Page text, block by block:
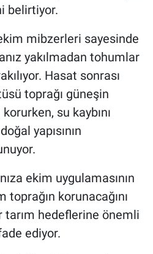
belirtiyor.
mibzerleri sayesinde
yakılmadan tohumlar
Hasat sonrası
toprağı güneşin
su kaybını
yapısının
ekim uygulamasının
toprağın korunacağını
tarım hedeflerine önemli
ediyor.